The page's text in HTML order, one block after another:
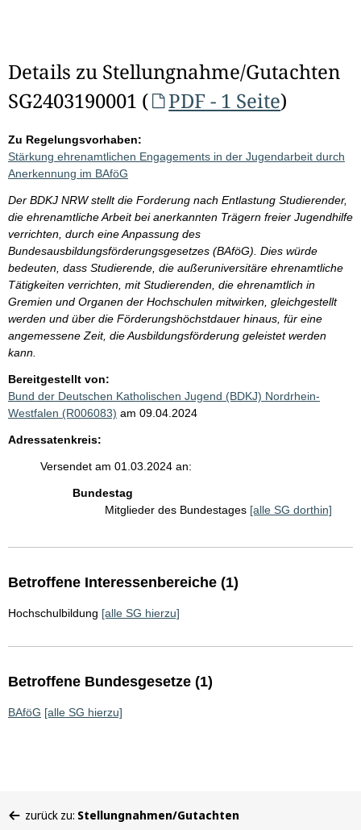
Details zu Stellungnahme/Gutachten
SG2403190001 (
PDF - 1 Seite)
Zu Regelungsvorhaben:
Stärkung ehrenamtlichen Engagements in der Jugendarbeit durch
Anerkennung im BAföG
Der BDKJ NRW stellt die Forderung nach Entlastung Studierender,
die ehrenamtliche Arbeit bei anerkannten Trägern freier Jugendhilfe
verrichten, durch eine Anpassung des
Bundesausbildungsförderungsgesetzes (BAföG). Dies würde
bedeuten, dass Studierende, die außeruniversitäre ehrenamtliche
Tätigkeiten verrichten, mit Studierenden, die ehrenamtlich in
Gremien und Organen der Hochschulen mitwirken, gleichgestellt
werden und über die Förderungshöchstdauer hinaus, für eine
angemessene Zeit, die Ausbildungsförderung geleistet werden
kann.
Bereitgestellt von:
Bund der Deutschen Katholischen Jugend (BDKJ) Nordrhein-
Westfalen (R006083) am 09.04.2024
Adressatenkreis:
Versendet am 01.03.2024 an:
Bundestag
Mitglieder des Bundestages [alle SG dorthin]
Betroffene Interessenbereiche (1)
Hochschulbildung [alle SG hierzu]
Betroffene Bundesgesetze (1)
BAföG [alle SG hierzu]
befinden
zurück zu: Stellungnahmen/Gutachten